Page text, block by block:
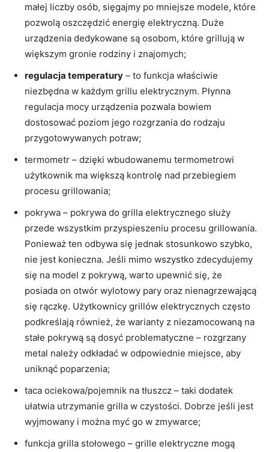
małej liczby osób, sięgajmy po mniejsze modele, które
pozwolą oszczędzić energię elektryczną. Duże
urządzenia dedykowane są osobom, które grillują w
większym gronie rodziny i znajomych;
regulacja temperatury – to funkcja właściwie
niezbędna w każdym grillu elektrycznym. Płynna
regulacja mocy urządzenia pozwala bowiem
dostosować poziom jego rozgrzania do rodzaju
przygotowywanych potraw;
termometr – dzięki wbudowanemu termometrowi
użytkownik ma większą kontrolę nad przebiegiem
procesu grillowania;
pokrywa – pokrywa do grilla elektrycznego służy
przede wszystkim przyspieszeniu procesu grillowania.
Ponieważ ten odbywa się jednak stosunkowo szybko,
nie jest konieczna. Jeśli mimo wszystko zdecydujemy
się na model z pokrywą, warto upewnić się, że
posiada on otwór wylotowy pary oraz nienagrzewającą
się rączkę. Użytkownicy grillów elektrycznych często
podkreślają również, że warianty z niezamocowaną na
stałe pokrywą są dosyć problematyczne – rozgrzany
metal należy odkładać w odpowiednie miejsce, aby
uniknąć poparzenia;
taca ociekowa/pojemnik na tłuszcz – taki dodatek
ułatwia utrzymanie grilla w czystości. Dobrze jeśli jest
wyjmowany i można myć go w zmywarce;
funkcja grilla stołowego – grille elektryczne mogą